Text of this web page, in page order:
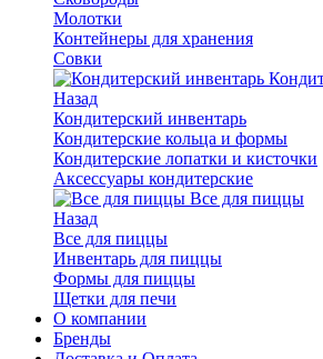
Молотки
Контейнеры для хранения
Совки
Назад
Кондитерский инвентарь
Кондитерские кольца и формы
Кондитерские лопатки и кисточки
Аксессуары кондитерские
Все для пиццы
Назад
Все для пиццы
Инвентарь для пиццы
Формы для пиццы
Щетки для печи
О компании
Бренды